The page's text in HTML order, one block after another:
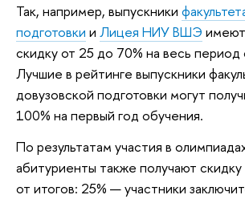
Так, например, выпускники
подготовки и Лицея НИУ ВШЭ
скидку от 25 до 70% на весь период
Лучшие в рейтинге выпускники
довузовской подготовки могут
100% на первый год обучения.
По результатам участия в
абитуриенты также получают
от итогов: 25% — участники